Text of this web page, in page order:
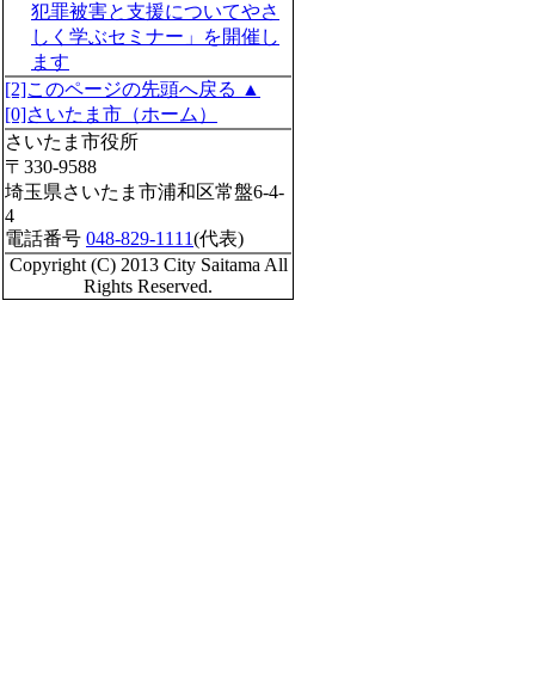
犯罪被害と支援についてやさ
しく学ぶセミナー」を開催し
ます
[2]このページの先頭へ戻る ▲
[0]さいたま市（ホーム）
さいたま市役所
〒330-9588
埼玉県さいたま市浦和区常盤6-4-
4
電話番号 048-829-1111(代表)
Copyright (C) 2013 City Saitama All
Rights Reserved.